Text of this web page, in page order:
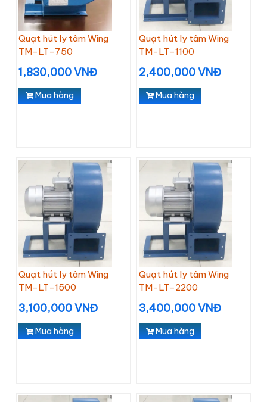
Quạt hút ly tâm Wing
TM-LT-750
1,830,000 VNĐ
Mua hàng
Quạt hút ly tâm Wing
TM-LT-1100
2,400,000 VNĐ
Mua hàng
Quạt hút ly tâm Wing
TM-LT-1500
3,100,000 VNĐ
Mua hàng
Quạt hút ly tâm Wing
TM-LT-2200
3,400,000 VNĐ
Mua hàng